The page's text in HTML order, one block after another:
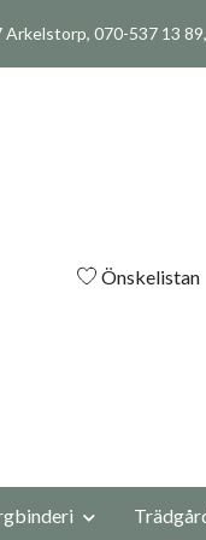
Arkelstorp, 070-537 13 89,
Önskelistan